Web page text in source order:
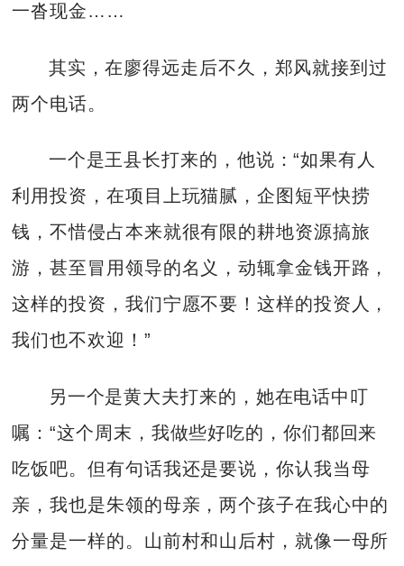
一沓现金……
其实，在廖得远走后不久，郑风就接到过
两个电话。
一个是王县长打来的，他说：“如果有人
利用投资，在项目上玩猫腻，企图短平快捞
钱，不惜侵占本来就很有限的耕地资源搞旅
游，甚至冒用领导的名义，动辄拿金钱开路，
这样的投资，我们宁愿不要！这样的投资人，
我们也不欢迎！”
另一个是黄大夫打来的，她在电话中叮
嘱：“这个周末，我做些好吃的，你们都回来
吃饭吧。但有句话我还是要说，你认我当母
亲，我也是朱领的母亲，两个孩子在我心中的
分量是一样的。山前村和山后村，就像一母所